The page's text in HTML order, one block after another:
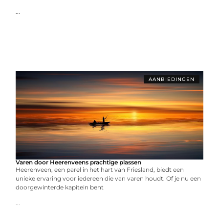
...
AANBIEDINGEN
Varen door Heerenveens prachtige plassen
Heerenveen, een parel in het hart van Friesland, biedt een
unieke ervaring voor iedereen die van varen houdt. Of je nu een
doorgewinterde kapitein bent
...